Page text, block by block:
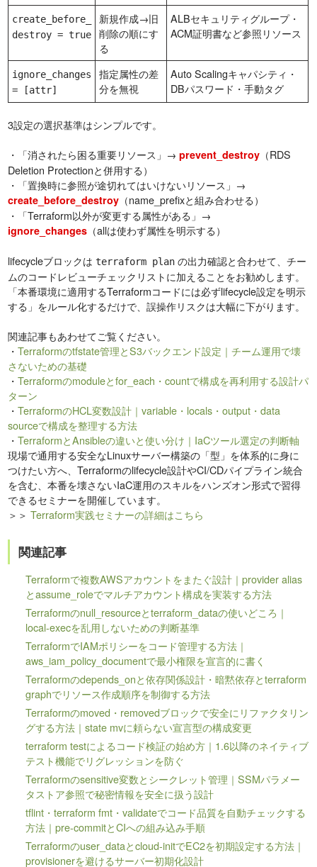
create_before_
destroy = true
新規作成→旧
削除の順にす
る
ALBセキュリティグループ・
ACM証明書など参照リソース
ignore_changes
= [attr]
指定属性の差
分を無視
Auto Scalingキャパシティ・
DBパスワード・手動タグ
3設定の選択基準はシンプルです。
・「消されたら困る重要リソース」→prevent_destroy （RDS
Deletion Protectionと併用する）
・「置換時に参照が途切れてはいけないリソース」→
create_before_destroy （name_prefixと組み合わせる）
・「Terraform以外が変更する属性がある」→
ignore_changes （allは使わず属性を明示する）
lifecycleブロックはterraform plan の出力確認と合わせて、チー
ムのコードレビューチェックリストに加えることをお勧めします。
「本番環境に適用するTerraformコードには必ずlifecycle設定を明示
する」をルール化するだけで、誤操作リスクは大幅に下がります。
関連記事もあわせてご覧ください。
・Terraformのtfstate管理とS3バックエンド設定｜チーム運用で壊
さないための基礎
・Terraformのmoduleとfor_each・countで構成を再利用する設計パ
ターン
・TerraformのHCL変数設計｜variable・locals・output・data
sourceで構成を整理する方法
・TerraformとAnsibleの違いと使い分け｜IaCツール選定の判断軸
現場で通用する安全なLinuxサーバー構築の「型」を体系的に身に
つけたい方へ、Terraformのlifecycle設計やCI/CDパイプライン統合
を含む、本番を壊さないIaC運用のスキルをハンズオン形式で習得
できるセミナーを開催しています。
＞＞Terraform実践セミナーの詳細はこちら
関連記事
Terraformで複数AWSアカウントをまたぐ設計｜provider alias
とassume_roleでマルチアカウント構成を実装する方法
Terraformのnull_resourceとterraform_dataの使いどころ｜
local-execを乱用しないための判断基準
TerraformでIAMポリシーをコード管理する方法｜
aws_iam_policy_documentで最小権限を宣言的に書く
Terraformのdepends_onと依存関係設計・暗黙依存とterraform
graphでリソース作成順序を制御する方法
Terraformのmoved・removedブロックで安全にリファクタリン
グする方法｜state mvに頼らない宣言型の構成変更
terraform testによるコード検証の始め方｜1.6以降のネイティブ
テスト機能でリグレッションを防ぐ
Terraformのsensitive変数とシークレット管理｜SSMパラメー
タストア参照で秘密情報を安全に扱う設計
tflint・terraform fmt・validateでコード品質を自動チェックする
方法｜pre-commitとCIへの組み込み手順
Terraformのuser_dataとcloud-initでEC2を初期設定する方法｜
provisionerを避けるサーバー初期化設計